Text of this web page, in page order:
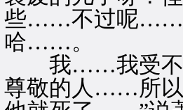
些……不过呢……
哈……。
我……我受不了
尊敬的人……所